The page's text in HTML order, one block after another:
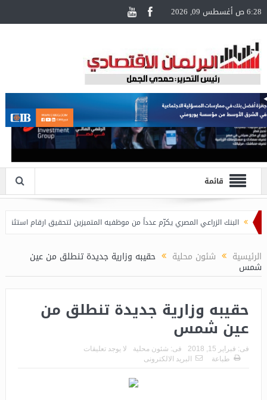
6:28 ص أغسطس 09, 2026
قائمة
البنك الزراعي المصري يكرّم عدداً من موظفيه المتميزين لتحقيق ارقام استثنائية في
الرئيسية شئون محلية حقيبه وزارية جديدة تنطلق من عين
شمس
حقيبه وزارية جديدة تنطلق من
عين شمس
فى: فبراير 15, 2018 فى: شئون محلية
لا يوجد تعليقات
طباعة
البريد الالكترونى